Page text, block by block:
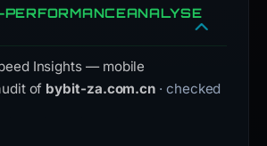
Insights — mobile
of bybit-za.com.cn · checked